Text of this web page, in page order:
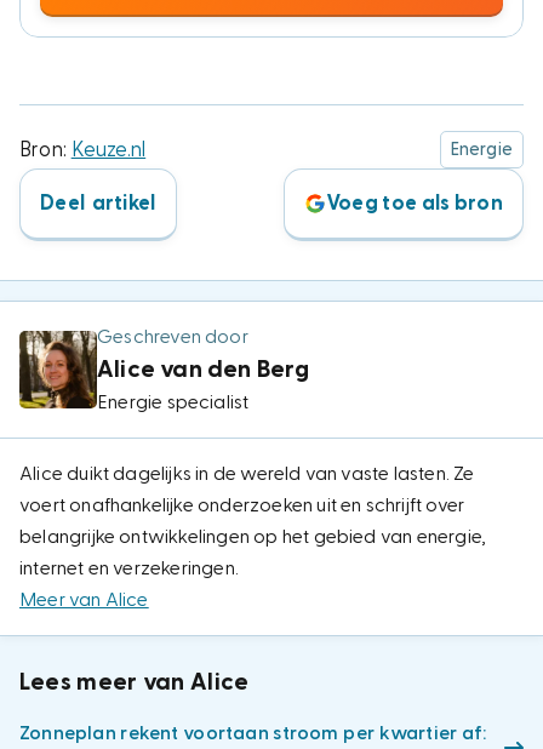
Bron: Keuze.nl Energie
Deel artikel Voeg toe als bron
Geschreven door
Alice van den Berg
Energie specialist
Alice duikt dagelijks in de wereld van vaste lasten. Ze
voert onafhankelijke onderzoeken uit en schrijft over
belangrijke ontwikkelingen op het gebied van energie,
internet en verzekeringen.
Meer van Alice
Lees meer van Alice
Zonneplan rekent voortaan stroom per kwartier af: